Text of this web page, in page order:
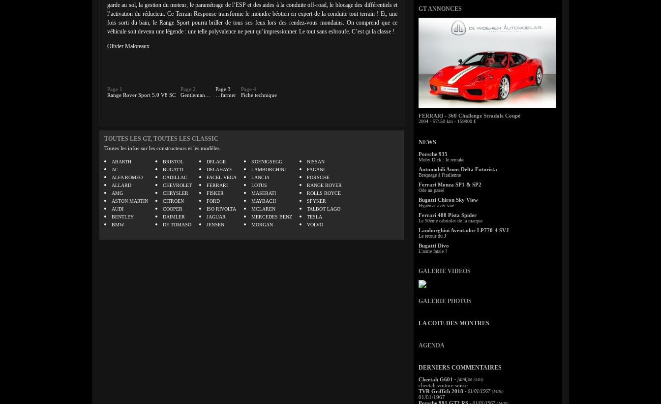
garde au sol, la gestion du moteur, le paramétrage de l’ESP et des aides à la conduite off-road, le blocage des différentiels et
l’activation du réducteur. Ce Terrain Response transforme le moindre béotien en expert de la conduite tout terrain ! Et, une
fois sorti du bain, le Range Sport pourra briller de tous ses feux lors des rendez-vous mondains. On comprend que ce
véhicule soit devenu une légende : une telle polyvalence ne peut qu’impressionner. Le tout sans esbroufe. C’est ça la classe !
Olivier Maloteaux.
Page 1
Range Rover Sport 5.0 V8 SC
Page 2
Gentleman…
Page 3
…farmer
Page 4
Fiche technique
TOUTES LES GT, TOUTES LES CLASSIC
Toutes les infos sur les constructeurs et les modèles.
ABARTH
AC
ALFA ROMEO
ALLARD
AMG
ASTON MARTIN
AUDI
BENTLEY
BMW
BRISTOL
BUGATTI
CADILLAC
CHEVROLET
CHRYSLER
CITROEN
COOPER
DAIMLER
DE TOMASO
DELAGE
DELAHAYE
FACEL VEGA
FERRARI
FISKER
FORD
ISO RIVOLTA
JAGUAR
JENSEN
KOENIGSEGG
LAMBORGHINI
LANCIA
LOTUS
MASERATI
MAYBACH
MCLAREN
MERCEDES BENZ
MORGAN
NISSAN
PAGANI
PORSCHE
RANGE ROVER
ROLLS ROYCE
SPYKER
TALBOT LAGO
TESLA
VOLVO
GT ANNONCES
FERRARI - 360 Challenge Stradale Coupé
2004 - 57150 km - 159900 €
NEWS
Porsche 935
Moby Dick : le remake
Automobili Amos Delta Futurista
Braquage à l'italienne
Ferrari Monza SP1 & SP2
Ode au passé
Bugatti Chiron Sky View
Hypercar avec vue
Ferrari 488 Pista Spider
Le 50ème cabriolet de la marque
Lamborghini Aventador LP770-4 SVJ
Le retour du J
Bugatti Divo
L'arme fatale ?
GALERIE VIDEOS
GALERIE PHOTOS
LA COTE DES MONTRES
AGENDA
DERNIERS COMMENTAIRES
Cheetah G601 - jamijoe (5/04)
cheetah voiture suisse
TVR Griffith 2018 - 01/01/1967 (14/10)
01/01/1967
- 01/01/1967